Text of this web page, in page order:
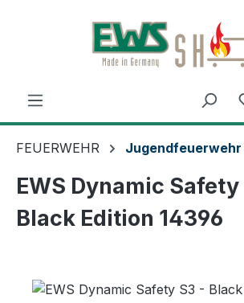
Zum Hauptinhalt springen
FEUERWEHR Jugendfeuerwehr
EWS Dynamic Safety
Black Edition 14396